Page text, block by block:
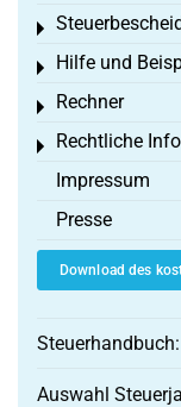
Toggle menu
Hilfe und
Toggle menu
Rechner
Toggle menu
Rechtliche
Toggle menu
Impressum
Presse
Download des
Steuerhandbuch:
Auswahl